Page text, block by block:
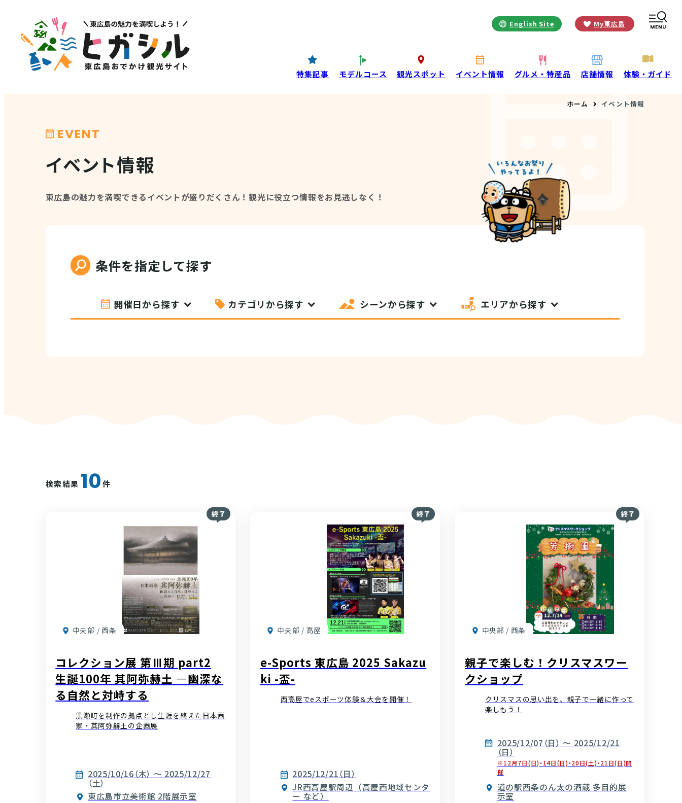
English Site My東広島
特集記事 モデルコース 観光スポット イベント情報 グルメ・特産品 店舗情報 体験・ガイド
ホーム イベント情報
EVENT
イベント情報
東広島の魅力を満喫できるイベントが盛りだくさん！観光に役立つ情報をお見逃しなく！
条件を指定して探す
開催日から探す カテゴリから探す シーンから探す エリアから探す
検索結果 10件
中央部 / 西条
コレクション展 第Ⅲ期 part2
生誕100年 其阿弥赫土 —幽深な
る自然と対峙する
黒瀬町を制作の拠点とし生涯を終えた日本画
家・其阿弥赫土の企画展
2025/10/16（木） ～ 2025/12/27
（土）
東広島市立美術館 2階展示室
中央部 / 高屋
e-Sports 東広島 2025 Sakazu
ki -盃-
西高屋でeスポーツ体験＆大会を開催！
2025/12/21（日）
JR西高屋駅周辺（高屋西地域センタ
ー など）
中央部 / 西条
親子で楽しむ！クリスマスワー
クショップ
クリスマスの思い出を、親子で一緒に作って
楽しもう！
2025/12/07（日） ～ 2025/12/21
（日）
※12月7日(日)・14日(日)・20日(土)・21日(日)開
催
道の駅西条のん太の酒蔵 多目的展
示室
メニュー
MENU
グルメ・特産品
店舗情報
西条酒蔵通り特設ページ 特集記事
お役立ち情報
お知らせ
酒蔵営業時間
観光マップダウンロード
観光に関するお問い合わせ
イベント情報掲載申込フォーム